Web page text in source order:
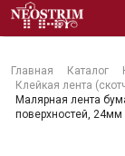
Главная Каталог
Клейкая лента
Малярная лента
поверхностей,